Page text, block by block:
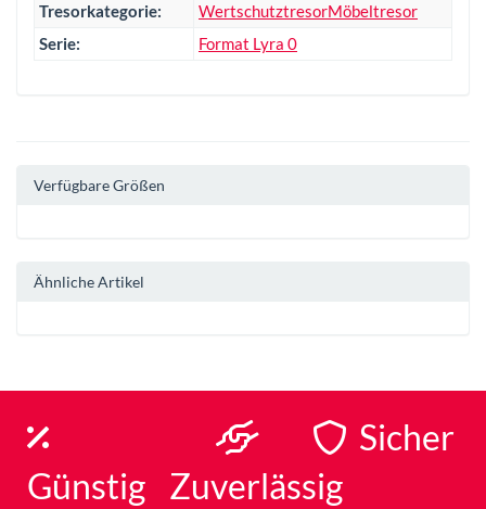
Tresorkategorie: WertschutztresorMöbeltresor
Serie:
Format Lyra 0
Verfügbare Größen
Ähnliche Artikel
Günstig Zuverlässig
Sicher